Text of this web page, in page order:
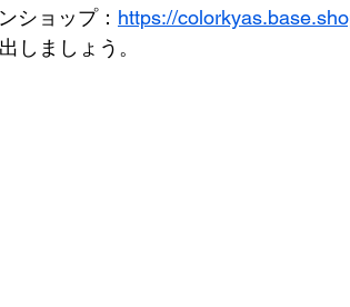
ショップ： https://
しましょう。